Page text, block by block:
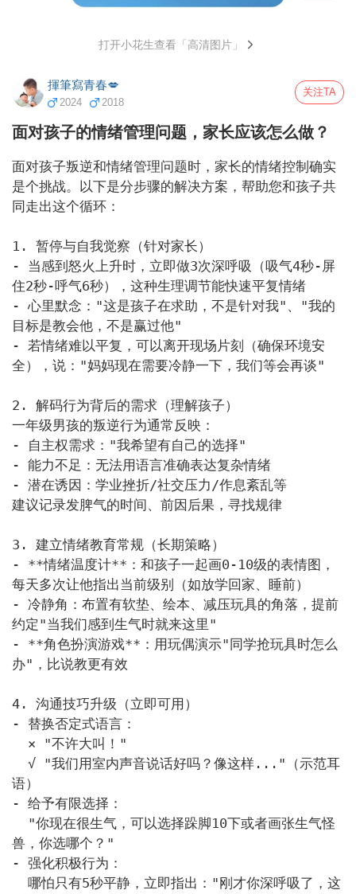
打开小花生查看「高清图片」
揮筆寫青春💋
2024 2018
关注TA
面对孩子的情绪管理问题，家长应该怎么做？
面对孩子叛逆和情绪管理问题时，家长的情绪控制确实
是个挑战。以下是分步骤的解决方案，帮助您和孩子共
同走出这个循环：
1. 暂停与自我觉察（针对家长）
- 当感到怒火上升时，立即做3次深呼吸（吸气4秒-屏
住2秒-呼气6秒），这种生理调节能快速平复情绪
- 心里默念："这是孩子在求助，不是针对我"、"我的
目标是教会他，不是赢过他"
- 若情绪难以平复，可以离开现场片刻（确保环境安
全），说："妈妈现在需要冷静一下，我们等会再谈"
2. 解码行为背后的需求（理解孩子）
一年级男孩的叛逆行为通常反映：
- 自主权需求："我希望有自己的选择"
- 能力不足：无法用语言准确表达复杂情绪
- 潜在诱因：学业挫折/社交压力/作息紊乱等
建议记录发脾气的时间、前因后果，寻找规律
3. 建立情绪教育常规（长期策略）
- **情绪温度计**：和孩子一起画0-10级的表情图，
每天多次让他指出当前级别（如放学回家、睡前）
- 冷静角：布置有软垫、绘本、减压玩具的角落，提前
约定"当我们感到生气时就来这里"
- **角色扮演游戏**：用玩偶演示"同学抢玩具时怎么
办"，比说教更有效
4. 沟通技巧升级（立即可用）
- 替换否定式语言：
语）
- 给予有限选择：
兽，你选哪个？"
- 强化积极行为：